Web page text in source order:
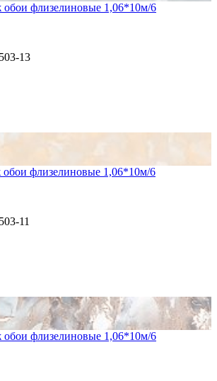
обои флизелиновые 1,06*10м/6
13
обои флизелиновые 1,06*10м/6
11
обои флизелиновые 1,06*10м/6